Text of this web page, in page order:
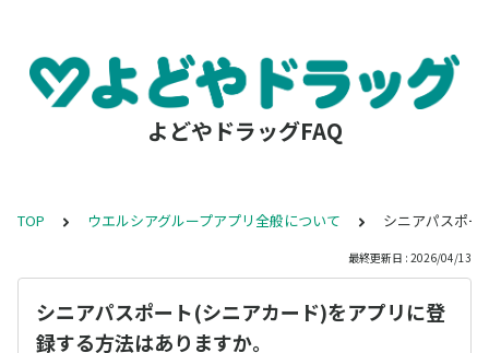
よどやドラッグFAQ
TOP ウエルシアグループアプリ全般について シニアパスポー
最終更新日 : 2026/04/13
シニアパスポート(シニアカード)をアプリに登
録する方法はありますか。